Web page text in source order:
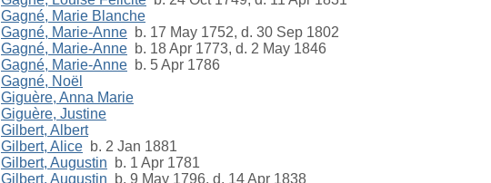
Gagné, Marie Blanche
Gagné, Marie-Anne b. 17 May 1752, d. 30 Sep 1802
Gagné, Marie-Anne b. 18 Apr 1773, d. 2 May 1846
Gagné, Marie-Anne b. 5 Apr 1786
Gagné, Noël
Giguère, Anna Marie
Giguère, Justine
Gilbert, Albert
Gilbert, Alice b. 2 Jan 1881
Gilbert, Augustin b. 1 Apr 1781
Gilbert, Augustin b. 9 May 1796, d. 14 Apr 1838